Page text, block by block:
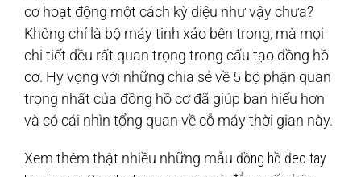
cơ hoạt động một cách kỳ diệu như vậy chưa?
Không chỉ là bộ máy tinh xảo bên trong, mà mọi
chi tiết đều rất quan trọng trong cấu tạo đồng hồ
cơ. Hy vọng với những chia sẻ về 5 bộ phận quan
trọng nhất của đồng hồ cơ đã giúp bạn hiểu hơn
và có cái nhìn tổng quan về cỗ máy thời gian này.
Xem thêm thật nhiều những mẫu đồng hồ đeo tay